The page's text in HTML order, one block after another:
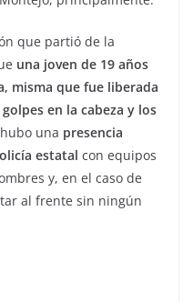
que partió de la
una joven de 19 años
misma que fue liberada
en la cabeza y los
una presencia
estatal con equipos
y, en el caso de
al frente sin ningún